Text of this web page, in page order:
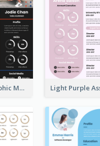
Dark Infographic Marketing Assistant Resume